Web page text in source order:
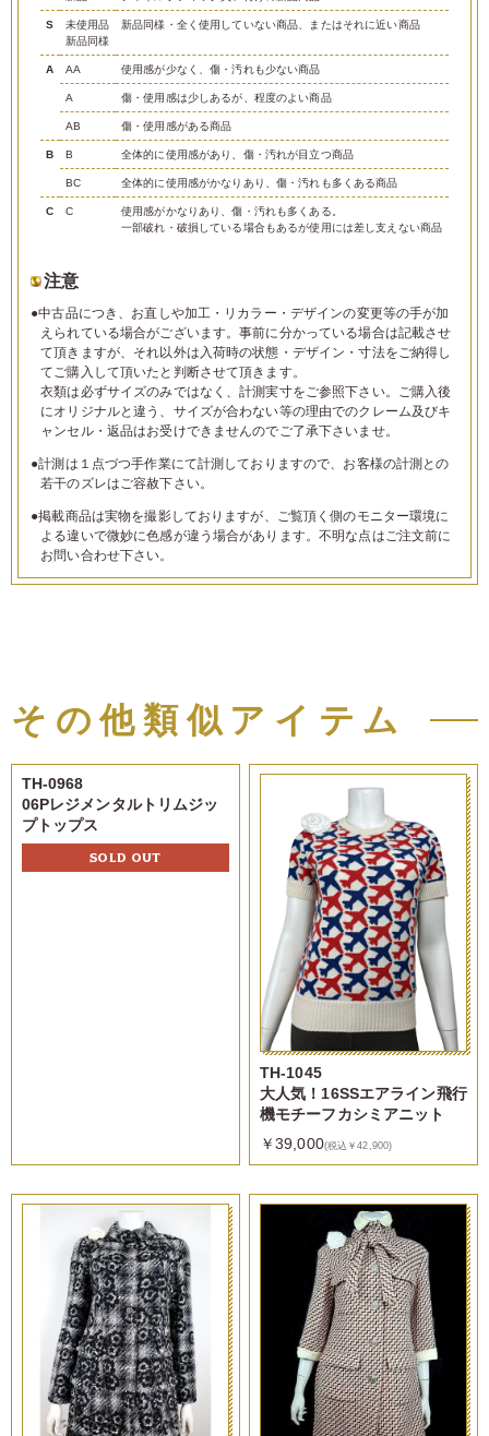
S
未使用品
新品同様
新品同様・全く使用していない商品、またはそれに近い商品
A AA 使用感が少なく、傷・汚れも少ない商品
A 傷・使用感は少しあるが、程度のよい商品
AB 傷・使用感がある商品
B B 全体的に使用感があり、傷・汚れが目立つ商品
BC 全体的に使用感がかなりあり、傷・汚れも多くある商品
C C
使用感がかなりあり、傷・汚れも多くある。
一部破れ・破損している場合もあるが使用には差し支えない商品
注意
●中古品につき、お直しや加工・リカラー・デザインの変更等の手が加
えられている場合がございます。事前に分かっている場合は記載させ
て頂きますが、それ以外は入荷時の状態・デザイン・寸法をご納得し
てご購入して頂いたと判断させて頂きます。
衣類は必ずサイズのみではなく、計測実寸をご参照下さい。ご購入後
にオリジナルと違う、サイズが合わない等の理由でのクレーム及びキ
ャンセル・返品はお受けできませんのでご了承下さいませ。
●計測は１点づつ手作業にて計測しておりますので、お客様の計測との
若干のズレはご容赦下さい。
●掲載商品は実物を撮影しておりますが、ご覧頂く側のモニター環境に
よる違いで微妙に色感が違う場合があります。不明な点はご注文前に
お問い合わせ下さい。
その他類似アイテム
TH-0968
06Pレジメンタルトリムジッ
プトップス
SOLD OUT
TH-1045
大人気！16SSエアライン飛行
機モチーフカシミアニット
￥39,000(税込￥42,900)